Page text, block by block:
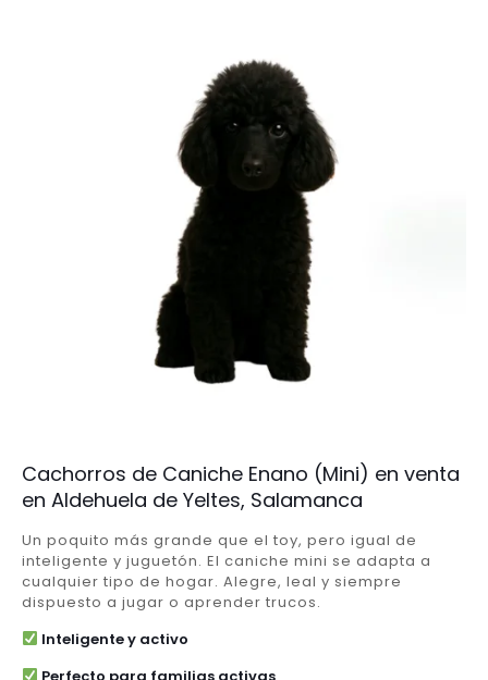
Cachorros de Caniche Enano (Mini) en venta
en Aldehuela de Yeltes, Salamanca
Un poquito más grande que el toy, pero igual de
inteligente y juguetón. El caniche mini se adapta a
cualquier tipo de hogar. Alegre, leal y siempre
dispuesto a jugar o aprender trucos.
Inteligente y activo
Perfecto para familias activas